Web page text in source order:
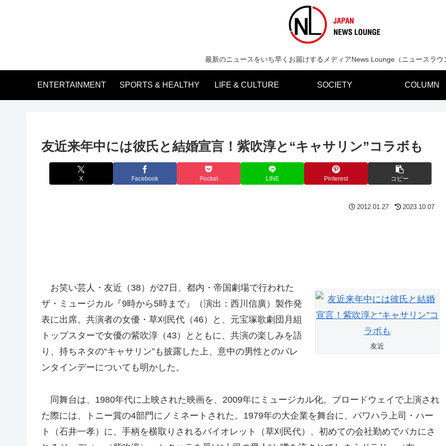
最新のニュースをいち早くお届けするメディアNews Lounge（ニュースラウ
ENTERTAINMENT SPORTS & HEALTHY LIFE & CULTURE SOCIETY COLUMN
友近来年中には彼氏と結婚宣言！紫吹淳と“キャサリン”コラボも
X Facebook Pocket LINE Pinterest コピー
2012.01.27 2023.10.07
友近
お笑い芸人・友近（38）が27日、都内・帝国劇場で行われた
ザ・ミュージカル『9時から5時まで』（演出：西川信廣）製作発
表に出席。共演者の女優・草刈民代（46）と、元宝塚歌劇団月組
トップスターで女優の紫吹淳（43）とともに、共演の楽しみを語
り、持ちネタの“キャサリン”も披露した上、意中の男性とのバレ
ンタインデーについても明かした。
同舞台は、1980年代に上映された映画を、2009年にミュージカル化。ブロードウェイで上演され
た際には、トニー賞の4部門にノミネートされた。1979年の大企業を舞台に、パワハラ上司・ハー
ト（石井一孝）に、手柄を横取りされるバイオレット（草刈民代）、初めての会社勤めでバカにさ